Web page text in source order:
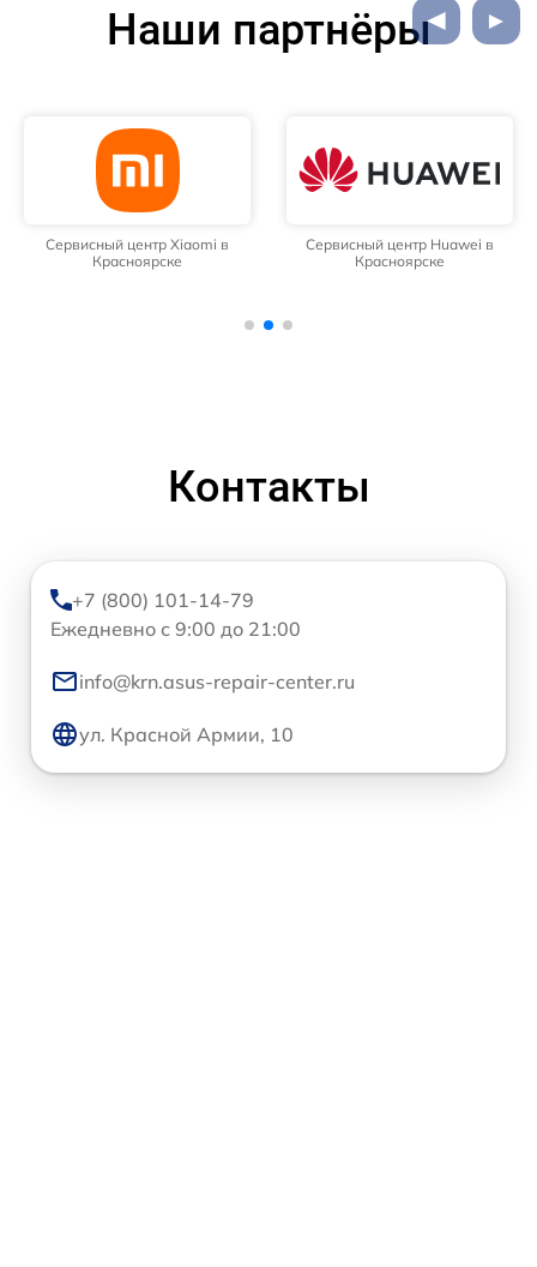
Наши партнёры
Сервисный центр Xiaomi в
Красноярске
Сервисный центр Huawei в
Красноярске
Контакты
+7 (800) 101-14-79
Ежедневно с 9:00 до 21:00
info@krn.asus-repair-center.ru
ул. Красной Армии, 10